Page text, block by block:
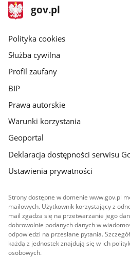
stopka
gov.pl
Strona
gov.pl
gov.pl
Polityka cookies
Służba cywilna
Profil zaufany
BIP
Prawa autorskie
Warunki korzystania
Geoportal
Deklaracja dostępności serwisu
Ustawienia prywatności
Strony dostępne w domenie www.gov.pl
mailowych. Użytkownik korzystający z
mail zgadza się na przetwarzanie jego
dobrowolnie podanych danych w
odpowiedzi na przesłane pytania.
każdą z jednostek znajdują się w ich
osobowych.